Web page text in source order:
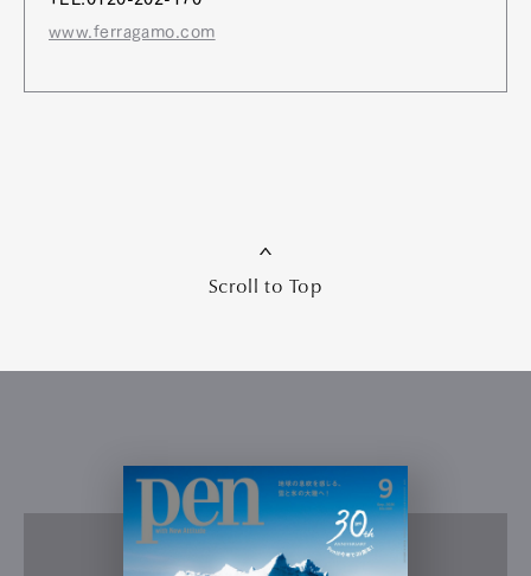
www.ferragamo.com
Scroll to Top